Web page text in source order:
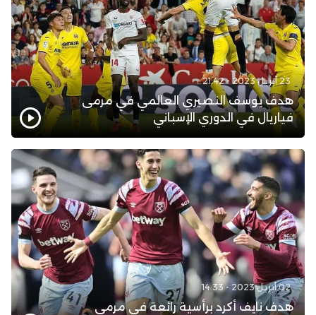
23 أبريل 2023 - 21:42
هدف يوسف النصيري العالمي في مرمى
فياريال في الدوري الإسباني
02 أبريل 2023 - 14:33
هدف نايف أكرد برأسية رائعة في مرمى